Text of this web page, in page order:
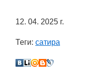
12. 04. 2025 г.
Теги: сатира